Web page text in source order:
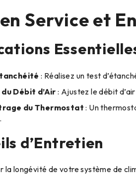
Service et
: Réalisez un test
Débit d’Air : Ajustez le débit
du Thermostat: Un
d’Entretien
la longévité de votre système de